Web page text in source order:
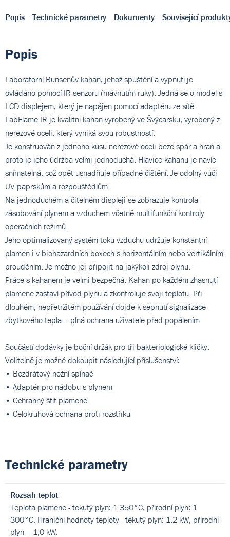
Popis Technické parametry Dokumenty Související
Popis
Laboratorní Bunsenův kahan, jehož spuštění a vypnutí je
ovládáno pomocí IR senzoru (mávnutím ruky). Jedná se o model s
LCD displejem, který je napájen pomocí adaptéru ze sítě.
LabFlame IR je kvalitní kahan vyrobený ve Švýcarsku, vyrobený z
nerezové oceli, který vyniká svou robustností.
Je konstruován z jednoho kusu nerezové oceli beze spár a hran a
proto je jeho údržba velmi jednoduchá. Hlavice kahanu je navíc
snímatelná, což opět usnadňuje případné čištění. Je odolný vůči
UV paprskům a rozpouštědlům.
Na jednoduchém a čitelném displeji se zobrazuje kontrola
zásobování plynem a vzduchem včetně multifunkční kontroly
operačních režimů.
Jeho optimalizovaný systém toku vzduchu udržuje konstantní
plamen i v biohazardních boxech s horizontálním nebo vertikálním
prouděním. Je možno jej připojit na jakýkoli zdroj plynu.
Práce s kahanem je velmi bezpečná. Kahan po každém zhasnutí
plamene zastaví přívod plynu a zkontroluje svoji teplotu. Při
dlouhém, nepřetržitém používání dojde k sepnutí signalizace
zbytkového tepla – plná ochrana uživatele před popálením.
Součástí dodávky je boční držák pro tři bakteriologické kličky.
Volitelně je možné dokoupit následující příslušenství:
• Bezdrátový nožní spínač
• Adaptér pro nádobu s plynem
• Ochranný štít plamene
• Celokruhová ochrana proti rozstřiku
Technické parametry
Rozsah teplot
Teplota plamene - tekutý plyn: 1 350°C, přírodní plyn: 1
300°C. Hraniční hodnoty teploty - tekutý plyn: 1,2 kW, přírodní
plyn – 1,0 kW.